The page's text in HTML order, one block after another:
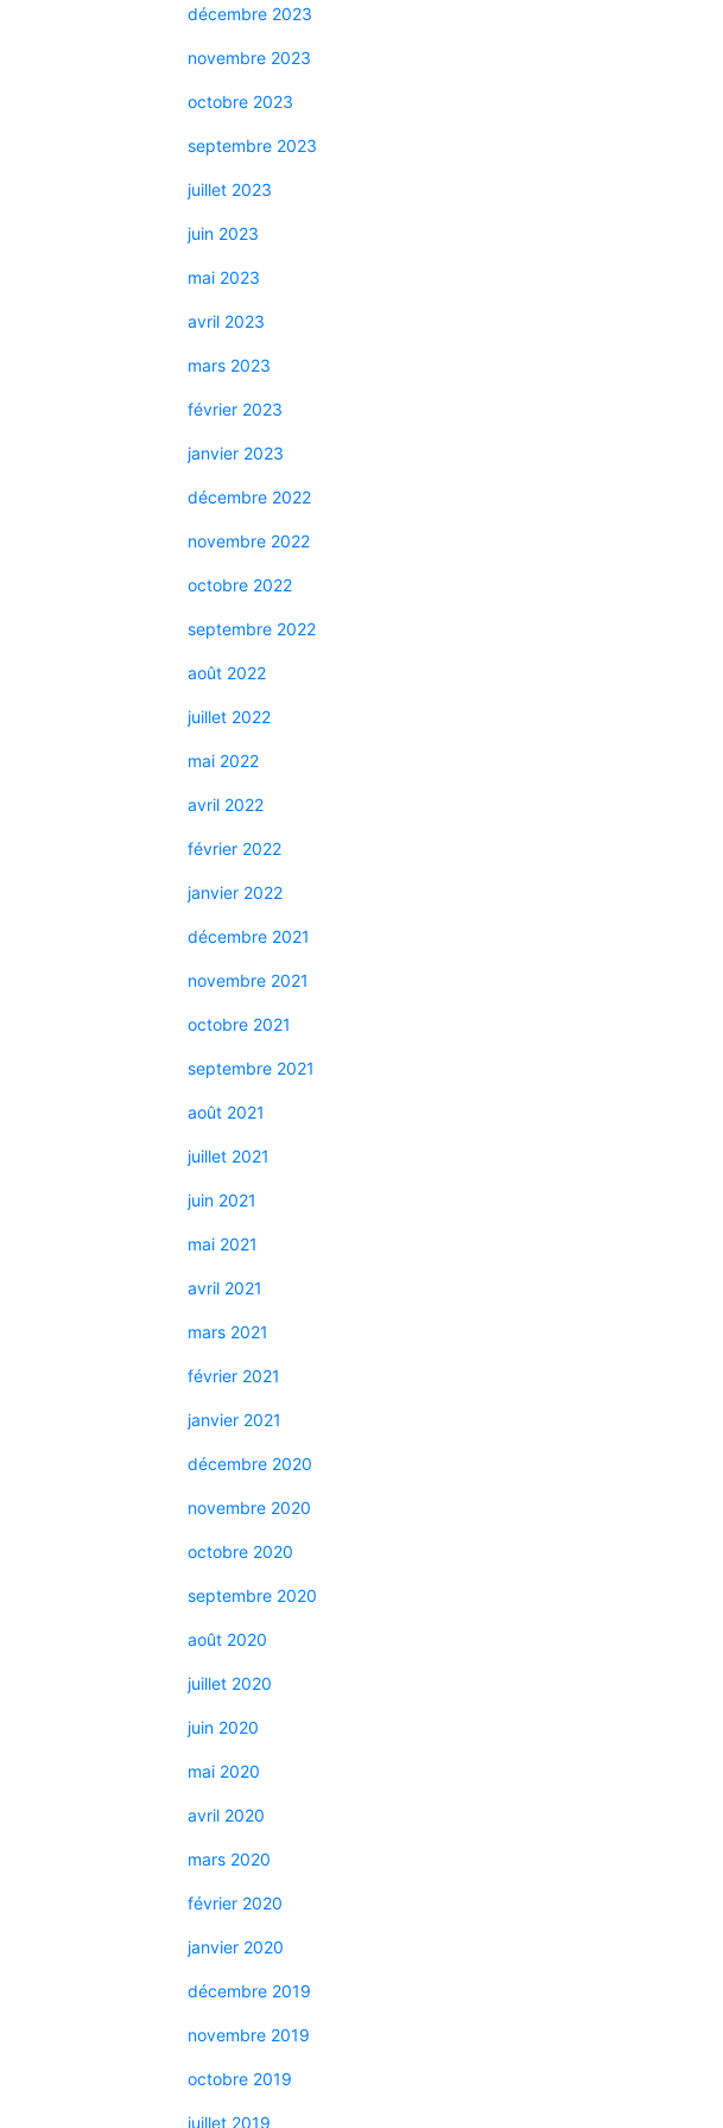
décembre 2023
novembre 2023
octobre 2023
septembre 2023
juillet 2023
juin 2023
mai 2023
avril 2023
mars 2023
février 2023
janvier 2023
décembre 2022
novembre 2022
octobre 2022
septembre 2022
août 2022
juillet 2022
mai 2022
avril 2022
février 2022
janvier 2022
décembre 2021
novembre 2021
octobre 2021
septembre 2021
août 2021
juillet 2021
juin 2021
mai 2021
avril 2021
mars 2021
février 2021
janvier 2021
décembre 2020
novembre 2020
octobre 2020
septembre 2020
août 2020
juillet 2020
juin 2020
mai 2020
avril 2020
mars 2020
février 2020
janvier 2020
décembre 2019
novembre 2019
octobre 2019
juillet 2019